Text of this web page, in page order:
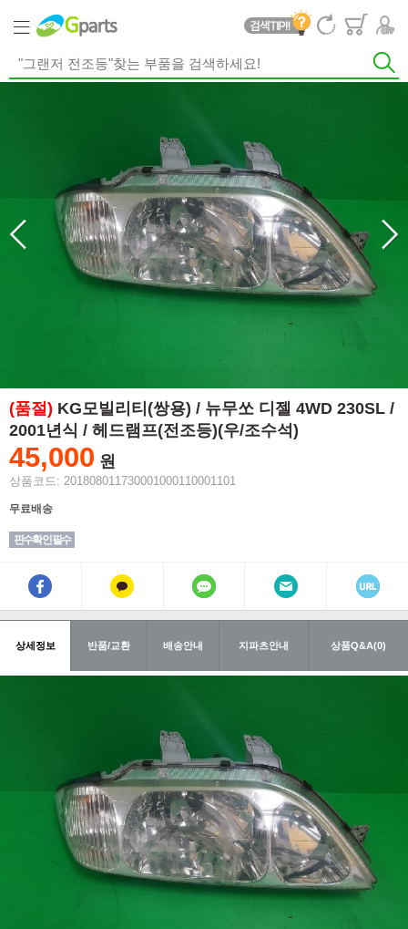
(품절) KG모빌리티(쌍용) / 뉴무쏘 디젤 4WD 230SL /
2001년식 / 헤드램프(전조등)(우/조수석)
45,000 원
상품코드: 201808011730001000110001101
무료배송
핀수확인 필수
상세정보 반품/교환 배송안내 지파츠안내 상품Q&A(0)